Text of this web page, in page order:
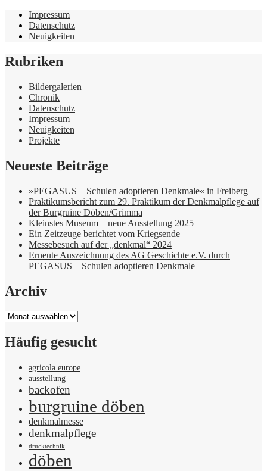
Impressum
Datenschutz
Neuigkeiten
Rubriken
Bildergalerien
Chronik
Datenschutz
Impressum
Neuigkeiten
Projekte
Neueste Beiträge
»PEGASUS – Schulen adoptieren Denkmale« in Freiberg
Praktikumsbericht zum 29. Praktikum der Denkmalpflege auf
der Burgruine Döben/Grimma
Kleinstes Museum – neue Ausstellung 2025
Ein Zeitzeuge berichtet vom Kriegsende
Messebesuch auf der „denkmal“ 2024
Erneute Auszeichnung des AG Geschichte e.V. durch
PEGASUS – Schulen adoptieren Denkmale
Archiv
Archiv
Häufig gesucht
agricola europe
ausstellung
backofen
burgruine döben
denkmalmesse
denkmalpflege
drucktechnik
döben